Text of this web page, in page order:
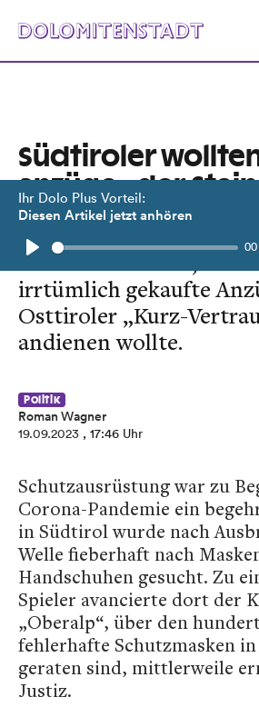
Ihr Dolo Plus Vorteil:
Diesen Artikel jetzt anhören
Play
Südtiroler
anzüge „der
geben“
Ein Buch enthüllt, wie
irrtümlich gekaufte
Osttiroler „Kurz-
andienen wollte.
Politik
Roman Wagner
19.09.2023 , 17:46 Uhr
Schutzausrüstung war zu
Corona-Pandemie ein
in Südtirol wurde nach
Welle fieberhaft nach
Handschuhen gesucht. Zu
Spieler avancierte dort der
„Oberalp“, über den
fehlerhafte Schutzmasken
geraten sind, mittlerweile
Justiz.